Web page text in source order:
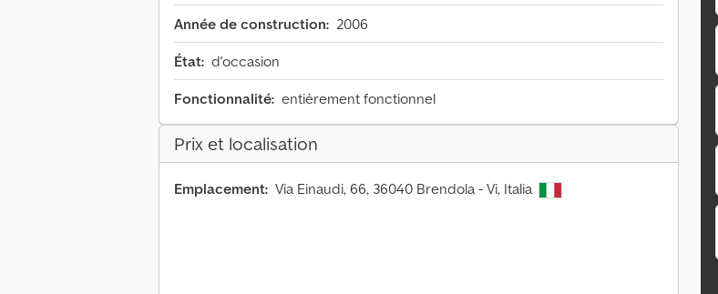
Année de construction: 2006
État: d'occasion
Fonctionnalité: entièrement fonctionnel
Prix et localisation
Emplacement: Via Einaudi, 66, 36040 Brendola - Vi, Italia